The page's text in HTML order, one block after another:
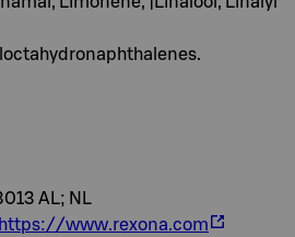
AL; NL
https://www.rexona.com